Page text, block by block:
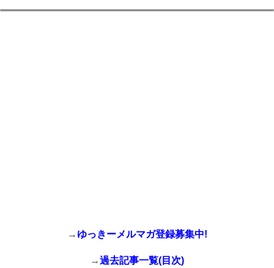
→ ゆっきーメルマガ登録募集中!
→過去記事一覧(目次)